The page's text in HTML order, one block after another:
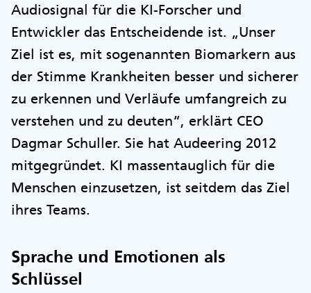
Audiosignal für die KI-Forscher und
Entwickler das Entscheidende ist. „Unser
Ziel ist es, mit sogenannten Biomarkern aus
der Stimme Krankheiten besser und sicherer
zu erkennen und Verläufe umfangreich zu
verstehen und zu deuten“, erklärt CEO
Dagmar Schuller. Sie hat Audeering 2012
mitgegründet. KI massentauglich für die
Menschen einzusetzen, ist seitdem das Ziel
ihres Teams.
Sprache und Emotionen als
Schlüssel